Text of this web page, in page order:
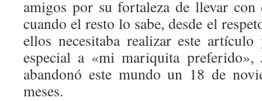
amigos por su fortaleza de llevar
cuando el resto lo sabe, desde el
ellos necesitaba realizar este
especial a «mi mariquita
abandonó este mundo un 18 de
meses.